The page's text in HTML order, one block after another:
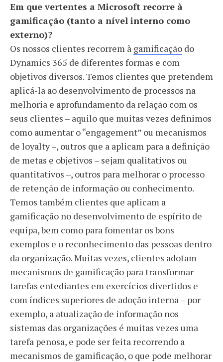
Em que vertentes a Microsoft recorre à
gamificação (tanto a nível interno como
externo)?
Os nossos clientes recorrem à gamificação do
Dynamics 365 de diferentes formas e com
objetivos diversos. Temos clientes que pretendem
aplicá-la ao desenvolvimento de processos na
melhoria e aprofundamento da relação com os
seus clientes – aquilo que muitas vezes definimos
como aumentar o “engagement” ou mecanismos
de loyalty –, outros que a aplicam para a definição
de metas e objetivos – sejam qualitativos ou
quantitativos –, outros para melhorar o processo
de retenção de informação ou conhecimento.
Temos também clientes que aplicam a
gamificação no desenvolvimento de espírito de
equipa, bem como para fomentar os bons
exemplos e o reconhecimento das pessoas dentro
da organização. Muitas vezes, clientes adotam
mecanismos de gamificação para transformar
tarefas entediantes em exercícios divertidos e
com índices superiores de adoção interna – por
exemplo, a atualização de informação nos
sistemas das organizações é muitas vezes uma
tarefa penosa, e pode ser feita recorrendo a
mecanismos de gamificação, o que pode melhorar